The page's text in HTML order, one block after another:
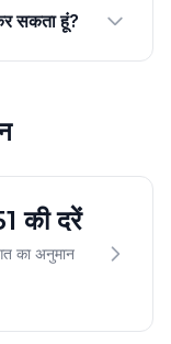
सकता हूं?
की दरें
का अनुमान